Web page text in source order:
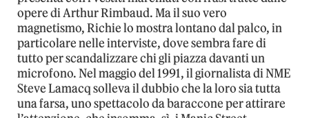
opere di Arthur Rimbaud. Ma il suo vero
magnetismo, Richie lo mostra lontano dal palco, in
particolare nelle interviste, dove sembra fare di
tutto per scandalizzare chi gli piazza davanti un
microfono. Nel maggio del 1991, il giornalista di NME
Steve Lamacq solleva il dubbio che la loro sia tutta
una farsa, uno spettacolo da baraccone per attirare